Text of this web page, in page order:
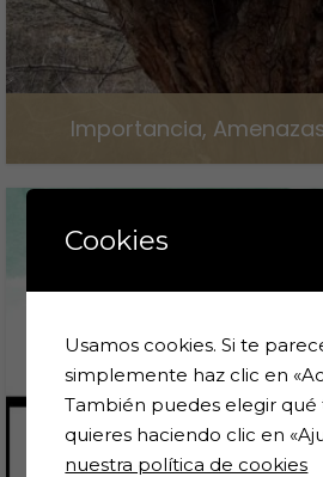
Importancia,
8 de marzo de
Cookies
Usamos cookies. Si te
simplemente haz clic en
También puedes elegir
quieres haciendo clic en
nuestra política de cookies